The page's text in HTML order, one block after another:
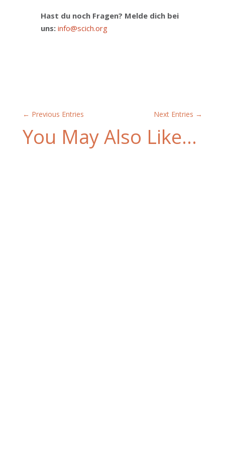
Hast du noch Fragen? Melde dich bei
uns: info@scich.org
← Previous Entries Next Entries →
You May Also Like…